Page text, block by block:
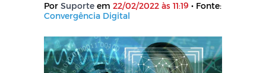
Por Suporte em 22/02/2022 às 11:19 • Fonte:
Convergência Digital